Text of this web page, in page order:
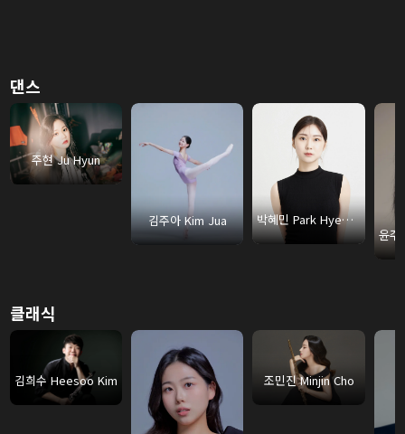
댄스
주현 Ju Hyun
김주아 Kim Jua 박혜민 Park Hyemin
클래식
김희수 Heesoo Kim 조민진 Minjin Cho